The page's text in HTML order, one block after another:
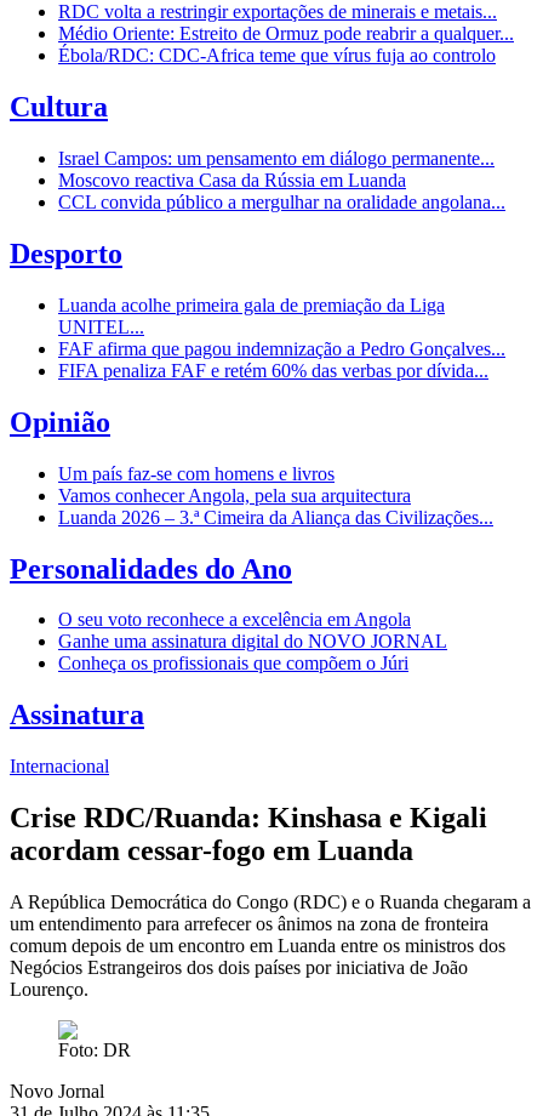
RDC volta a restringir exportações de minerais e metais...
Médio Oriente: Estreito de Ormuz pode reabrir a qualquer...
Ébola/RDC: CDC-Africa teme que vírus fuja ao controlo
Cultura
Israel Campos: um pensamento em diálogo permanente...
Moscovo reactiva Casa da Rússia em Luanda
CCL convida público a mergulhar na oralidade angolana...
Desporto
Luanda acolhe primeira gala de premiação da Liga
UNITEL...
FAF afirma que pagou indemnização a Pedro Gonçalves...
FIFA penaliza FAF e retém 60% das verbas por dívida...
Opinião
Um país faz-se com homens e livros
Vamos conhecer Angola, pela sua arquitectura
Luanda 2026 – 3.ª Cimeira da Aliança das Civilizações...
Personalidades do Ano
O seu voto reconhece a excelência em Angola
Ganhe uma assinatura digital do NOVO JORNAL
Conheça os profissionais que compõem o Júri
Assinatura
Internacional
Crise RDC/Ruanda: Kinshasa e Kigali
acordam cessar-fogo em Luanda
A República Democrática do Congo (RDC) e o Ruanda chegaram a
um entendimento para arrefecer os ânimos na zona de fronteira
comum depois de um encontro em Luanda entre os ministros dos
Negócios Estrangeiros dos dois países por iniciativa de João
Lourenço.
Foto: DR
Novo Jornal